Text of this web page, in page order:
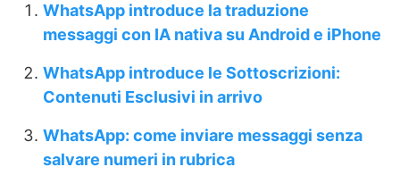
WhatsApp introduce la traduzione
messaggi con IA nativa su Android e iPhone
WhatsApp introduce le Sottoscrizioni:
Contenuti Esclusivi in arrivo
WhatsApp: come inviare messaggi senza
salvare numeri in rubrica